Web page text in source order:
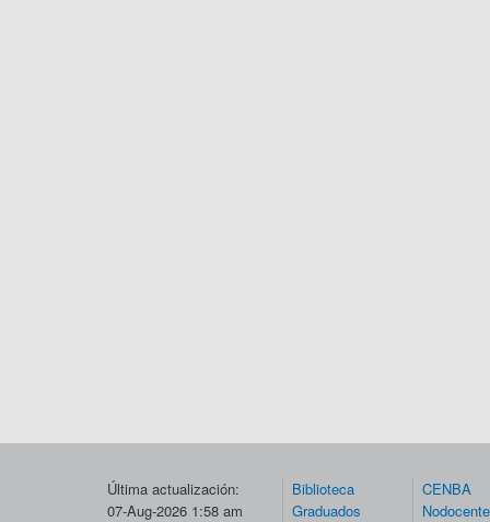
Última actualización:
07-Aug-2026 1:58 am
Biblioteca
Graduados
CENBA